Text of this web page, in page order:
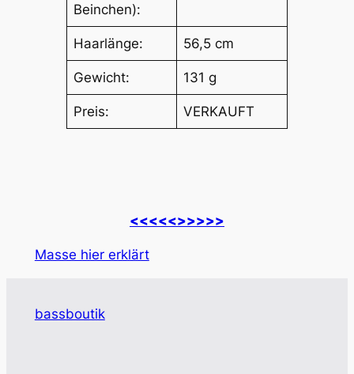
Beinchen):
Haarlänge: 56,5 cm
Gewicht: 131 g
Preis: VERKAUFT
<<<<<>>>>>
Masse hier erklärt
bassboutik